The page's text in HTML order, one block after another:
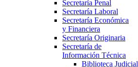
Secretaría Penal
Secretaría Laboral
Secretaría Económica
y Financiera
Secretaría Originaria
Secretaría de
Información Técnica
Biblioteca Judicial